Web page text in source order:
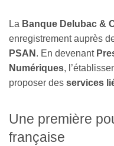
La Banque Delubac &
enregistrement auprès
PSAN . En devenant
Numériques,
proposer des services
Une première
française